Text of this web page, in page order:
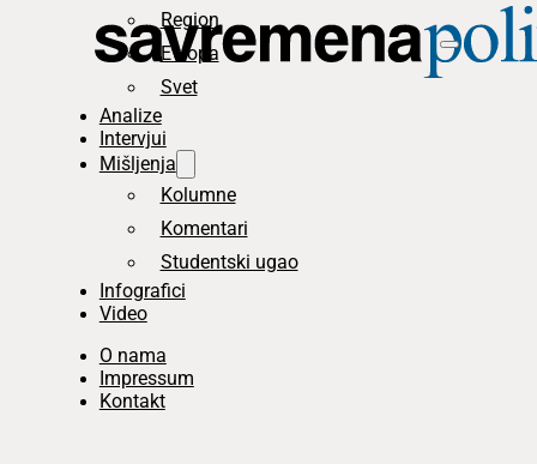
Region
Evropa
Svet
Analize
Intervjui
Mišljenja
Kolumne
Komentari
Studentski ugao
Infografici
Video
O nama
Impressum
Kontakt